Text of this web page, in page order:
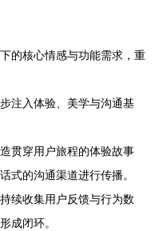
的核心情感与功能需求，重
注入体验、美学与沟通基
贯穿用户旅程的体验故事
式的沟通渠道进行传播。
续收集用户反馈与行为数
成闭环。